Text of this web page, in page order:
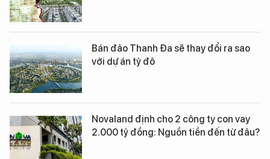
Bán đảo Thanh Đa sẽ thay đổi ra sao
với dự án tỷ đô
Novaland định cho 2 công ty con vay
2.000 tỷ đồng: Nguồn tiền đến từ đâu?